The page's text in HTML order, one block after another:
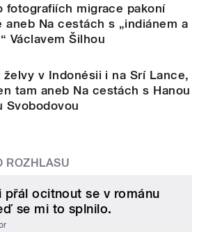
fotografiích migrace pakoní
aneb Na cestách s „indiánem a
Václavem Šilhou
želvy v Indonésii i na Srí Lance,
tam aneb Na cestách s Hanou
Svobodovou
ROZHLASU
přál ocitnout se v románu
se mi to splnilo.